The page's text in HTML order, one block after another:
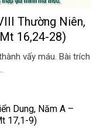
Thường Niên,
16,24-28)
vấy máu. Bài trích
Dung, Năm A –
17,1-9)